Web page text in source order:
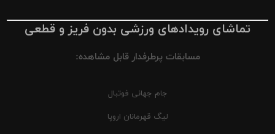
تماشای رویدادهای ورزشی بدون فریز و قطعی
مسابقات پرطرفدار قابل مشاهده:
جام جهانی فوتبال
لیگ قهرمانان اروپا